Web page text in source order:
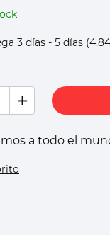
3 días - 5 días
a todo el